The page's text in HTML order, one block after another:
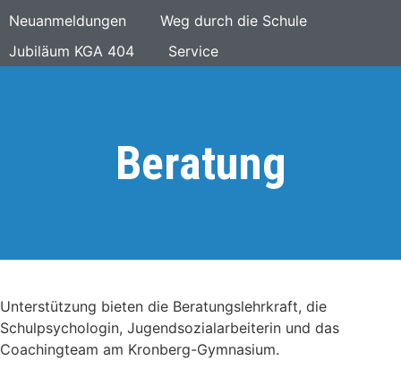
Neuanmeldungen
Weg durch die Schule
Jubiläum KGA 404
Service
Beratung
Unterstützung bieten die Beratungslehrkraft, die
Schulpsychologin, Jugendsozialarbeiterin und das
Coachingteam am Kronberg-Gymnasium.